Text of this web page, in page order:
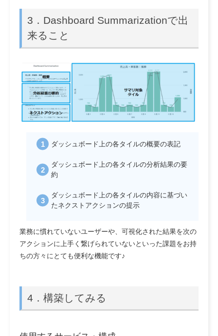
3． Dashboard Summarizationで出
来ること
ダッシュボード上の各タイルの概要の表記
ダッシュボード上の各タイルの分析結果の要
約
ダッシュボード上の各タイルの内容に基づい
たネクストアクションの提示
業務に慣れていないユーザーや、可視化された結果を次の
アクションに上手く繋げられていないといった課題をお持
ちの方々にとても便利な機能です♪
4． 構築してみる